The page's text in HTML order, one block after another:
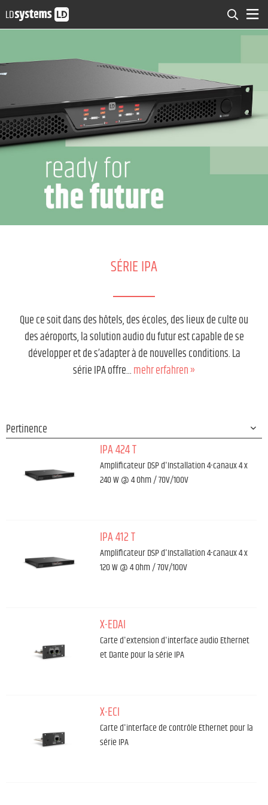
SÉRIE IPA
Que ce soit dans des hôtels, des écoles, des lieux de culte ou
des aéroports, la solution audio du futur est capable de se
développer et de s’adapter à de nouvelles conditions. La
série IPA offre...mehr erfahren »
IPA 424 T
Amplificateur DSP d'Installation 4-canaux 4 x
240 W @ 4 Ohm / 70V/100V
IPA 412 T
Amplificateur DSP d'Installation 4-canaux 4 x
120 W @ 4 Ohm / 70V/100V
X-EDAI
Carte d'extension d'interface audio Ethernet
et Dante pour la série IPA
X-ECI
Carte d'interface de contrôle Ethernet pour la
série IPA